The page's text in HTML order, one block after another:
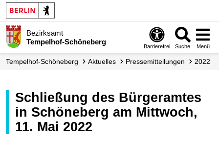
Bezirksamt
Tempelhof-Schöneberg
Barrierefrei Suche Menü
Tempelhof-Schöneberg Aktuelles Presse­mitteilungen 2022
Schließung des Bürgeramtes
in Schöneberg am Mittwoch,
11. Mai 2022